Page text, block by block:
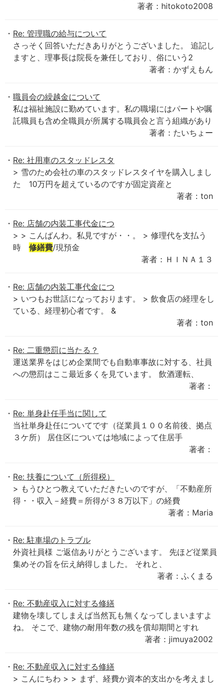
著者：hitokoto2008
Re: 管理職の給与について
さっそく回答いただきありがとうございました。 追記し
ますと、理事長は院長を兼任しており、俗にいう2
著者：かずえもん
職員会の繰越金について
私は福祉施設に勤めています。私の職場にはパートや嘱
託職員も含め全職員が所属する職員会と言う組織があり
著者：たいちょー
Re: 社用車のスタッドレスタ
> 雪のため会社の車のスタッドレスタイヤを購入しまし
た 10万円を超えているのですが固定資産と
著者：ton
Re: 店舗の内装工事代金につ
> > こんばんわ。私見ですが・・。 > 修理代を支払う
時 修繕費/現預金
著者：ＨＩＮＡ１３
Re: 店舗の内装工事代金につ
> いつもお世話になっております。 > 飲食店の経理をし
ている、経理初心者です。 &
著者：ton
Re: 二重懲罰に当たる？
運送業界をはじめ企業間でも自動車事故に対する、社員
への懲罰はここ最近多くを見ています。 飲酒運転、
著者：
Re: 単身赴任手当に関して
当社単身赴任についてです（従業員１００名前後、拠点
３ケ所） 居住区については地域によって住居手
著者：
Re: 扶養について（所得税）
> もうひとつ教えていただきたいのですが、「不動産所
得・・収入－経費＝所得が３８万以下」の経費
著者：Maria
Re: 駐車場のトラブル
外資社員様 ご返信ありがとうございます。 先ほど従業員
集めその旨を伝え納得しました。 それと、
著者：ふくまる
Re: 不動産収入に対する修繕
建物を壊してしまえば当然瓦も無くなってしまいますよ
ね。 そこで、建物の耐用年数の残を償却期間とすれ
著者：jimuya2002
Re: 不動産収入に対する修繕
> こんにちわ > > まず、経費か資本的支出かを考えまし